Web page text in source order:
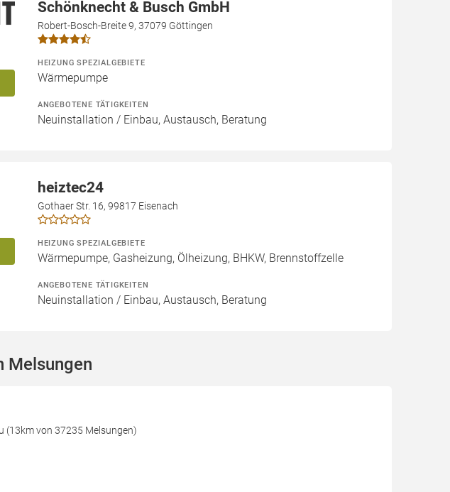
Schönknecht & Busch GmbH
Robert-Bosch-Breite 9, 37079 Göttingen
HEIZUNG SPEZIALGEBIETE
Wärmepumpe
ANGEBOTENE TÄTIGKEITEN
Neuinstallation / Einbau, Austausch, Beratung
heiztec24
Gothaer Str. 16, 99817 Eisenach
HEIZUNG SPEZIALGEBIETE
Wärmepumpe, Gasheizung, Ölheizung, BHKW, Brennstoffzelle
ANGEBOTENE TÄTIGKEITEN
Neuinstallation / Einbau, Austausch, Beratung
Melsungen
(13km von 37235 Melsungen)